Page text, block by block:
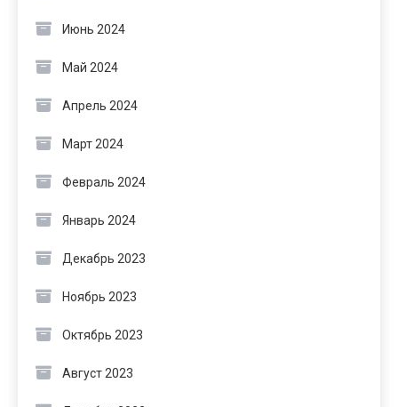
Июнь 2024
Май 2024
Апрель 2024
Март 2024
Февраль 2024
Январь 2024
Декабрь 2023
Ноябрь 2023
Октябрь 2023
Август 2023